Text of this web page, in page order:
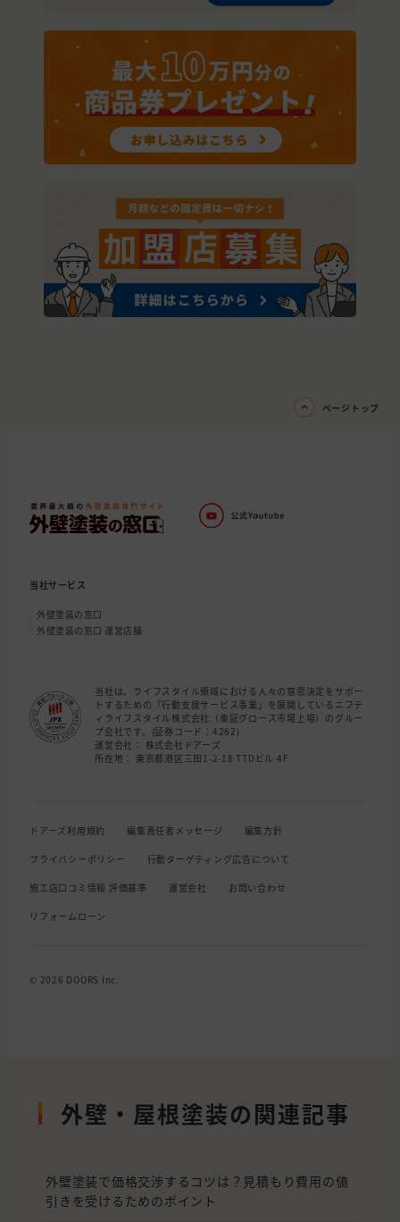
ページトップ
当社サービス
外壁塗装の窓口
外壁塗装の窓口 運営店舗
当社は、ライフスタイル領域における人々の意思決定をサポー
トするための「行動支援サービス事業」を展開しているニフテ
ィライフスタイル株式会社（東証グロース市場上場）のグルー
プ会社です。(証券コード：4262)
運営会社： 株式会社ドアーズ
所在地： 東京都港区三田1-2-18 TTDビル 4F
ドアーズ利用規約 編集責任者メッセージ 編集方針
プライバシーポリシー 行動ターゲティング広告について
施工店口コミ情報 評価基準 運営会社 お問い合わせ
リフォームローン
© 2026 DOORS Inc.
外壁・屋根塗装の関連記事
外壁塗装で価格交渉するコツは？見積もり費用の値
引きを受けるためのポイント